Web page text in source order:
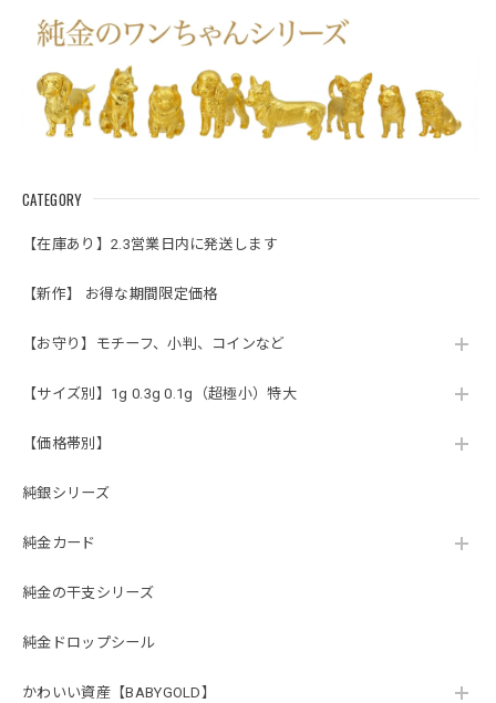
CATEGORY
【在庫あり】2.3営業日内に発送します
【新作】 お得な期間限定価格
【お守り】モチーフ、小判、コインなど
【サイズ別】1g 0.3g 0.1g（超極小）特大
【価格帯別】
純銀シリーズ
純金カード
純金の干支シリーズ
純金ドロップシール
かわいい資産【BABYGOLD】